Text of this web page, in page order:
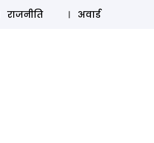
⚲ SUBSCRIBE
राजनीति अवार्ड